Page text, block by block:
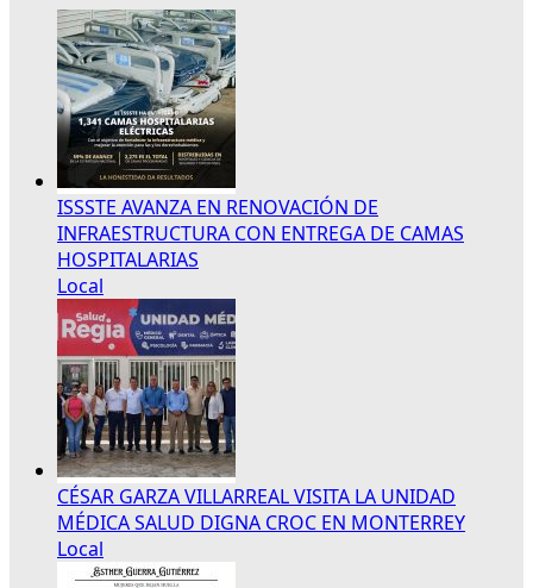
ISSSTE AVANZA EN RENOVACIÓN DE
INFRAESTRUCTURA CON ENTREGA DE CAMAS
HOSPITALARIAS
Local
CÉSAR GARZA VILLARREAL VISITA LA UNIDAD
MÉDICA SALUD DIGNA CROC EN MONTERREY
Local